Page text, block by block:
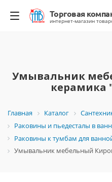
Умывальник
керамика
Главная Каталог
Раковины и пьедесталы в
Раковины к тумбам для
Умывальник мебельный